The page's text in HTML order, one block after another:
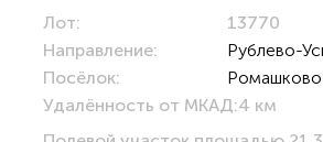
Лот:
13770
Направление:
Рублево-
Посёлок:
Удалённость от МКАД:4 км